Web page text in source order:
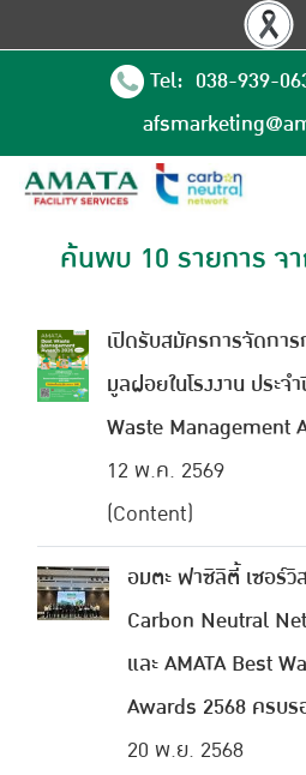
Tel: 038-939-
ค้นพบ 10 รายการ จ
เปิดรับสมัครการจัดกา
มูลฝอยในโรงงาน ประจ
Waste Management
12 พ.ค. 2569
(Content)
อมตะ ฟาซิลิตี้ เซอร์วิ
Carbon Neutral
และ AMATA Best
Awards 2568 ครบ
20 พ.ย. 2568